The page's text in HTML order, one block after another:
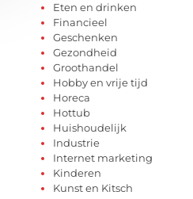
Eten en drinken
Financieel
Geschenken
Gezondheid
Groothandel
Hobby en vrije tijd
Horeca
Hottub
Huishoudelijk
Industrie
Internet marketing
Kinderen
Kunst en Kitsch